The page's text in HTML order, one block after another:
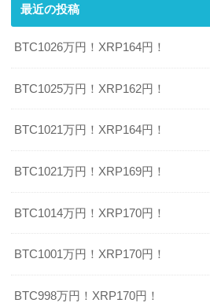
最近の投稿
BTC1026万円！XRP164円！
BTC1025万円！XRP162円！
BTC1021万円！XRP164円！
BTC1021万円！XRP169円！
BTC1014万円！XRP170円！
BTC1001万円！XRP170円！
BTC998万円！XRP170円！